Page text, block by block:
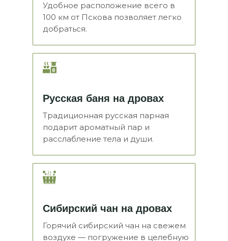
Традиционная русская парная
подарит ароматный пар и
расслабление тела и души.
Русская баня на дровах
Сибирский чан на дровах
Горячий сибирский чан на свежем
воздухе — погружение в целебную
Удобное расположение всего в
100 км от Пскова позволяет легко
добраться.